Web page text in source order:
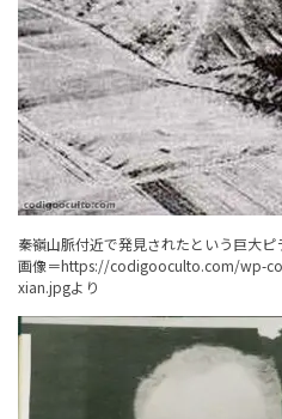
秦嶺山脈付近で発見されたという巨大ピ
画像＝https://codigooculto.com/wp-
xian.jpgより